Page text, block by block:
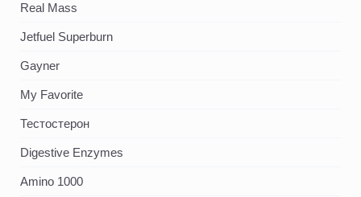
Real Mass
Jetfuel Superburn
Gayner
My Favorite
Тестостерон
Digestive Enzymes
Amino 1000